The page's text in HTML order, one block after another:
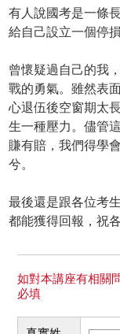
有人說國考是一條
給自己設立一個停損
曾懷疑過自己的我
戰的勇氣。雖然表
心退伍後空窗期太
生一種壓力。儘管
賺有賠，我們得學
兮。
最後還是跟各位考
都能獲得回報，祝
如對本講座有相關
必填